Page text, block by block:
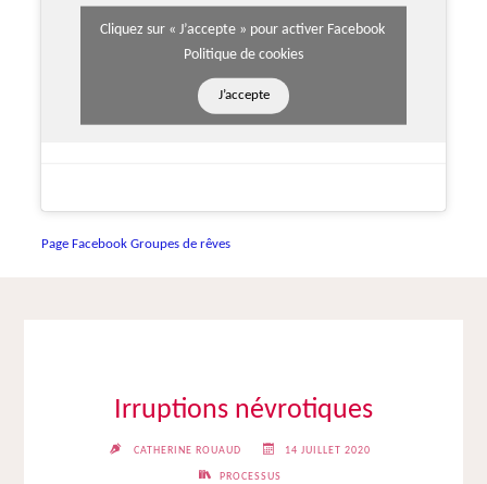
Cliquez sur « J’accepte » pour activer Facebook
Politique de cookies
J’accepte
Page Facebook Groupes de rêves
Irruptions névrotiques
CATHERINE ROUAUD 14 JUILLET 2020
PROCESSUS